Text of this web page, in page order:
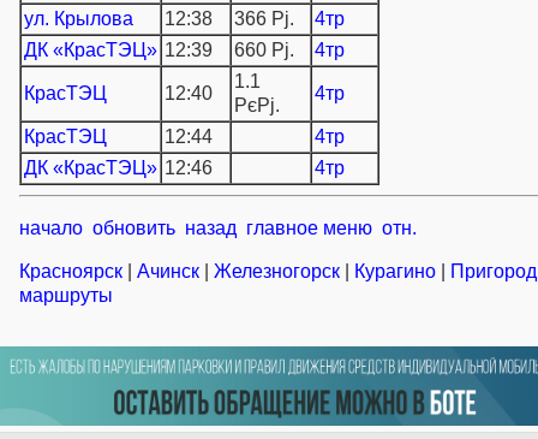
ул. Крылова
12:38 366 Рј.
4тр
ДК «КрасТЭЦ» 12:39 660 Рј. 4тр
КрасТЭЦ 12:40
1.1
РєРј.
4тр
КрасТЭЦ 12:44
4тр
ДК «КрасТЭЦ» 12:46 4тр
начало обновить назад главное меню отн.
Красноярск Ачинск Железногорск Курагино
маршруты